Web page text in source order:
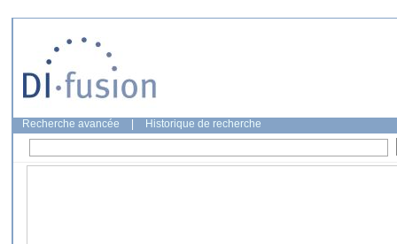
Recherche avancée Historique de recherche